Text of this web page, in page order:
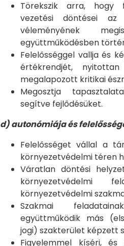
Törekszik arra, hogy
vezetési döntései az
véleményének
együttműködésben
Felelősséggel vallja és
értékrendjét,
megalapozott kritikai
Megosztja
segítve fejlődésüket.
d) autonómiája és
Felelősséget vállal a
környezetvédelmi téren
Váratlan döntési
környezetvédelmi
környezetvédelmi
Szakmai
együttműködik más
jogi) szakterület képzett
Figyelemmel kíséri,